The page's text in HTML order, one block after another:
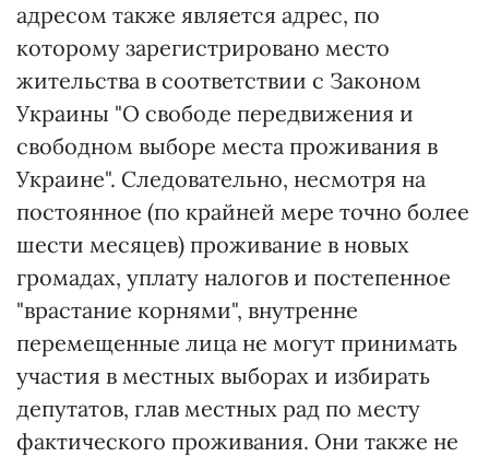
адресом также является адрес, по
которому зарегистрировано место
жительства в соответствии с Законом
Украины "О свободе передвижения и
свободном выборе места проживания в
Украине". Следовательно, несмотря на
постоянное (по крайней мере точно более
шести месяцев) проживание в новых
громадах, уплату налогов и постепенное
"врастание корнями", внутренне
перемещенные лица не могут принимать
участия в местных выборах и избирать
депутатов, глав местных рад по месту
фактического проживания. Они также не